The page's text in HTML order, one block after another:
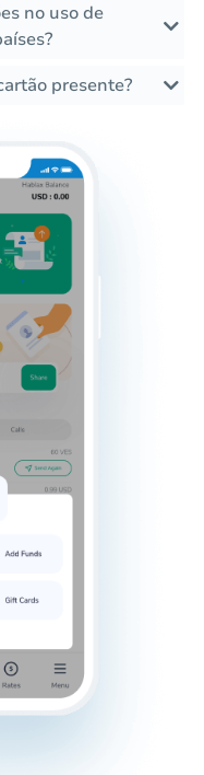
no uso de
presente?